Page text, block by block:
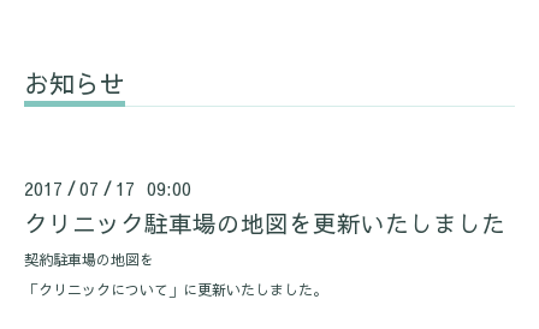
お知らせ
2017 /07 / 17 09:00
クリニック駐車場の地図を更新いたしました
契約駐車場の地図を
「クリニックについて」に更新いたしました。